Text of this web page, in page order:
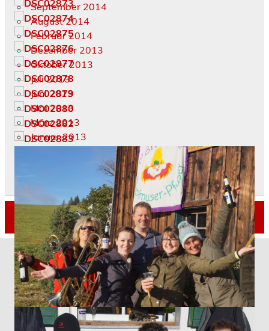
September 2014
August 2014
Februar 2014
Dezember 2013
Oktober 2013
Juli 2013
Juni 2013
Mai 2013
März 2013
Januar 2013
November 2012
Erstellt mitWordPressundLeeway